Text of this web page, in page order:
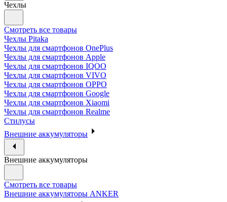
Чехлы
Смотреть все товары
Чехлы Pitaka
Чехлы для смартфонов OnePlus
Чехлы для смартфонов Apple
Чехлы для смартфонов IQOO
Чехлы для смартфонов VIVO
Чехлы для смартфонов OPPO
Чехлы для смартфонов Google
Чехлы для смартфонов Xiaomi
Чехлы для смартфонов Realme
Стилусы
Внешние аккумуляторы
Внешние аккумуляторы
Смотреть все товары
Внешние аккумуляторы ANKER